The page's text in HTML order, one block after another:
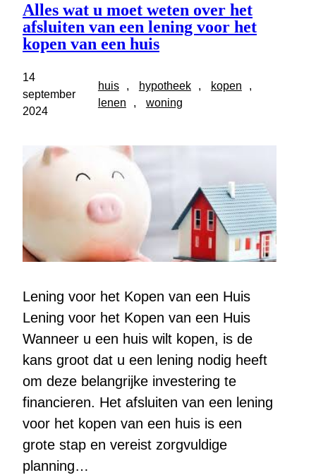
Alles wat u moet weten over het
afsluiten van een lening voor het
kopen van een huis
14
september
2024
huis , hypotheek , kopen
lenen
, woning
Lening voor het Kopen van een Huis
Lening voor het Kopen van een Huis
Wanneer u een huis wilt kopen, is de
kans groot dat u een lening nodig heeft
om deze belangrijke investering te
financieren. Het afsluiten van een lening
voor het kopen van een huis is een
grote stap en vereist zorgvuldige
planning…